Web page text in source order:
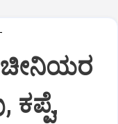
ಚೀನಿಯರ
ಕಪ್ಪೆ,